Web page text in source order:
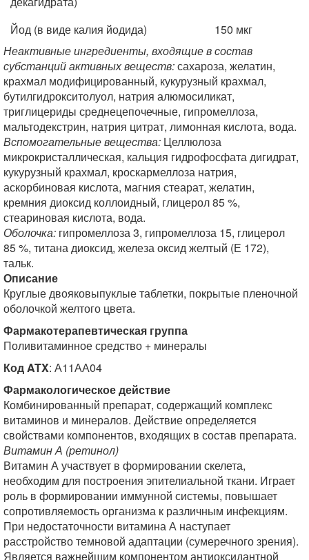
Йод (в виде калия йодида)
150 мкг
Неактивные ингредиенты, входящие в состав
субстанций активных веществ:сахароза, желатин,
крахмал модифицированный, кукурузный крахмал,
бутилгидрокситолуол, натрия алюмосиликат,
триглицериды среднецепочечные, гипромеллоза,
мальтодекстрин, натрия цитрат, лимонная кислота, вода.
Вспомогательные вещества: Целлюлоза
микрокристаллическая, кальция гидрофосфата дигидрат,
кукурузный крахмал, кроскармеллоза натрия,
аскорбиновая кислота, магния стеарат, желатин,
кремния диоксид коллоидный, глицерол 85 %,
стеариновая кислота, вода.
Оболочка: гипромеллоза 3, гипромеллоза 15, глицерол
85 %, титана диоксид, железа оксид желтый (Е 172),
тальк.
Описание
Круглые двояковыпуклые таблетки, покрытые пленочной
оболочкой желтого цвета.
Фармакотерапевтическая группа
Поливитаминное средство + минералы
Код ATX: А11АА04
Фармакологическое действие
Комбинированный препарат, содержащий комплекс
витаминов и минералов. Действие определяется
свойствами компонентов, входящих в состав препарата.
Витамин А (ретинол)
Витамин А участвует в формировании скелета,
необходим для построения эпителиальной ткани. Играет
роль в формировании иммунной системы, повышает
сопротивляемость организма к различным инфекциям.
При недостаточности витамина А наступает
расстройство темновой адаптации (сумеречного зрения).
Является важнейшим компонентом антиоксидантной